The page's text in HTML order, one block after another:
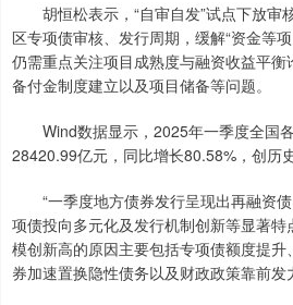
胡恒松表示，“自审自发”试点下放审
区专项债审核、发行周期，缓解“资金等
仍需重点关注项目成熟度与融资收益平
备付金制度建立以及项目储备等问题。
Wind数据显示，2025年一季度全国
28420.99亿元，同比增长80.58%，创历史
“一季度地方债券发行呈现出再融资债
项债投向多元化及发行机制创新等显著特
模创新高的原因主要包括专项债额度提
券加速置换隐性债务以及财政政策靠前发